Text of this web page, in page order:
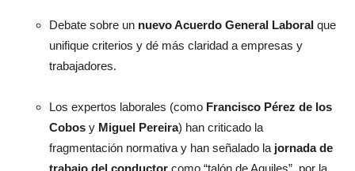
Debate sobre un nuevo Acuerdo General Laboral que
unifique criterios y dé más claridad a empresas y
trabajadores.
Los expertos laborales (como Francisco Pérez de los
Cobos y Miguel Pereira) han criticado la
fragmentación normativa y han señalado la jornada de
trabajo del conductor como “talón de Aquiles”, por la